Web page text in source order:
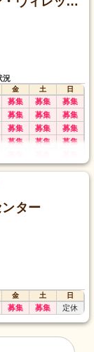
況
金 土
日
募集 募集 募集
募集 募集 募集
募集 募集 募集
募集 募集 募集
ター
金 土
日
募集 募集 定休